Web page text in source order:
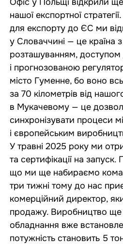
нашої експортної
для експорту до ЄС ми
у Словаччині — це країна
розташуванням, доступом
і прогнозованою
місто Гуменне, бо воно
за 70 кілометрів від
в Мукачевому — це
синхронізувати процеси
і європейським
У травні 2025 року ми
та сертифікації на запуск.
що ми ще набираємо
три тижні тому до нас
комерційний директор,
продажу. Виробництво ще
обладнання вже
потужність становить 5